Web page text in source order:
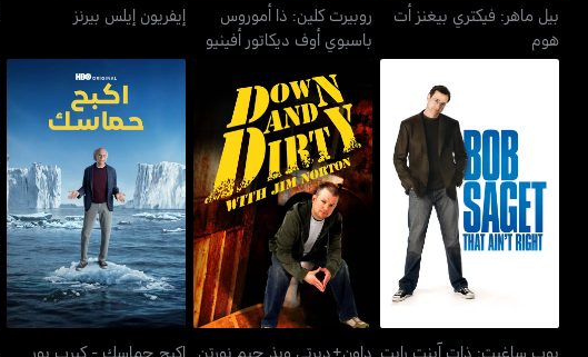
بيل ماهر: فيكتري بيغنز أت
هوم
روبيرت كلين: ذا أموروس
باسبوي أوف ديكاتور أفينيو
إيفريون إيلس بيرنز
بوب ساغيت: ذات آينت رايت
بوب ساغيت: ذات آينت رايت
داون+ديرتي ويذ جيم نورتن
داون+ديرتي ويذ جيم نورتن
اكبح حماسك - كيرب يور
إنثوزيازم
اكبح حماسك - كيرب يور